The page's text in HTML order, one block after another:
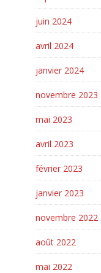
juin 2024
avril 2024
janvier 2024
novembre 2023
mai 2023
avril 2023
février 2023
janvier 2023
novembre 2022
août 2022
mai 2022